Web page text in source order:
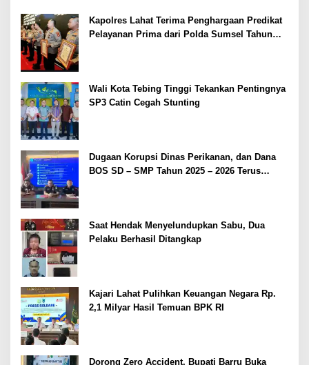
Kapolres Lahat Terima Penghargaan Predikat
Pelayanan Prima dari Polda Sumsel Tahun
Wali Kota Tebing Tinggi Tekankan Pentingnya
SP3 Catin Cegah Stunting
Dugaan Korupsi Dinas Perikanan, dan Dana
BOS SD – SMP Tahun 2025 – 2026 Terus
Saat Hendak Menyelundupkan Sabu, Dua
Pelaku Berhasil Ditangkap
Kajari Lahat Pulihkan Keuangan Negara Rp.
2,1 Milyar Hasil Temuan BPK RI
Dorong Zero Accident, Bupati Barru Buka